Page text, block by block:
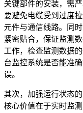
关键部件的安装，需
要避免电缆受到过度
元件与通信线路。同
紧密贴合，保证监测
工作，检查监测数据
台监控系统是否能准
误。
其次，加强运行状态
核心价值在于实时监